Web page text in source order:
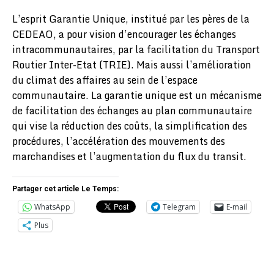
L’esprit Garantie Unique, institué par les pères de la
CEDEAO, a pour vision d’encourager les échanges
intracommunautaires, par la facilitation du Transport
Routier Inter-Etat (TRIE). Mais aussi l’amélioration
du climat des affaires au sein de l’espace
communautaire. La garantie unique est un mécanisme
de facilitation des échanges au plan communautaire
qui vise la réduction des coûts, la simplification des
procédures, l’accélération des mouvements des
marchandises et l’augmentation du flux du transit.
Partager cet article Le Temps:
WhatsApp Telegram
E-mail
Plus